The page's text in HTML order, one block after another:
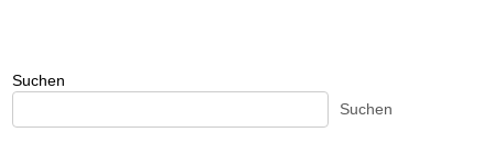
Suchen
Suchen